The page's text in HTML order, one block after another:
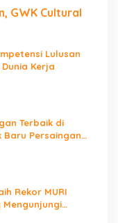
GWK Cultural
Lulusan
Kerja
Terbaik di
Baru Persaingan
Rekor MURI
Mengunjungi